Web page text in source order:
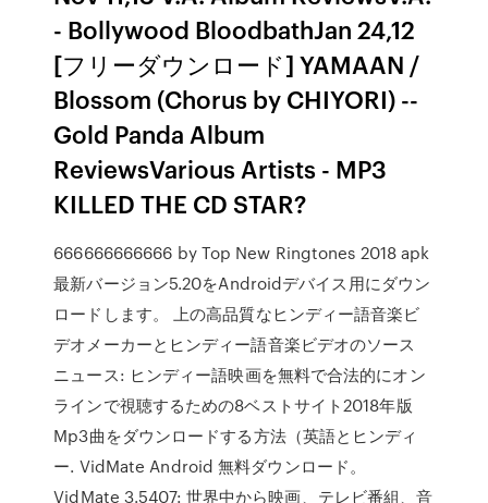
- Bollywood BloodbathJan 24,12
[フリーダウンロード] YAMAAN /
Blossom (Chorus by CHIYORI) --
Gold Panda Album
ReviewsVarious Artists - MP3
KILLED THE CD STAR?
666666666666 by Top New Ringtones 2018 apk
最新バージョン5.20をAndroidデバイス用にダウン
ロードします。 上の高品質なヒンディー語音楽ビ
デオメーカーとヒンディー語音楽ビデオのソース
ニュース: ヒンディー語映画を無料で合法的にオン
ラインで視聴するための8ベストサイト2018年版
Mp3曲をダウンロードする方法（英語とヒンディ
ー. VidMate Android 無料ダウンロード。
VidMate 3.5407: 世界中から映画、テレビ番組、音